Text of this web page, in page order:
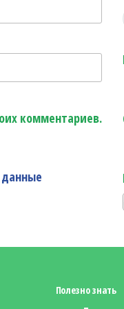
комментариев.
Полезно знать